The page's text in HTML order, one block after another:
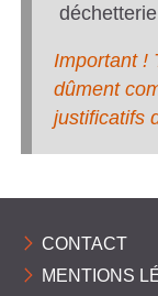
d
t
r
Important !
dûment
justificatifs
CONTACT
MENTIONS